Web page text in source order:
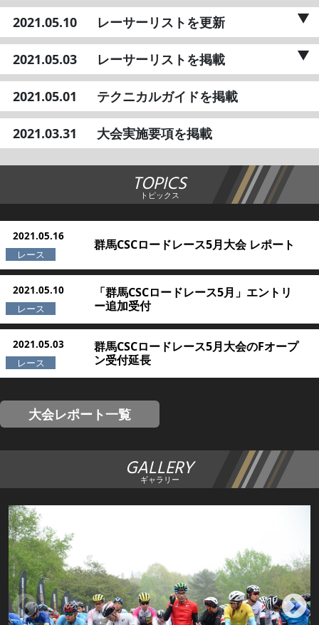
2021.05.10 レーサーリストを更新
2021.05.03 レーサーリストを掲載
2021.05.01 テクニカルガイドを掲載
2021.03.31 大会実施要項を掲載
TOPICS
トピックス
2021.05.16
群馬CSCロードレース5月大会 レポート
2021.05.10
「群馬CSCロードレース5月」エントリ
ー追加受付
2021.05.03
群馬CSCロードレース5月大会のFオープ
ン受付延長
大会レポート一覧
GALLERY
ギャラリー